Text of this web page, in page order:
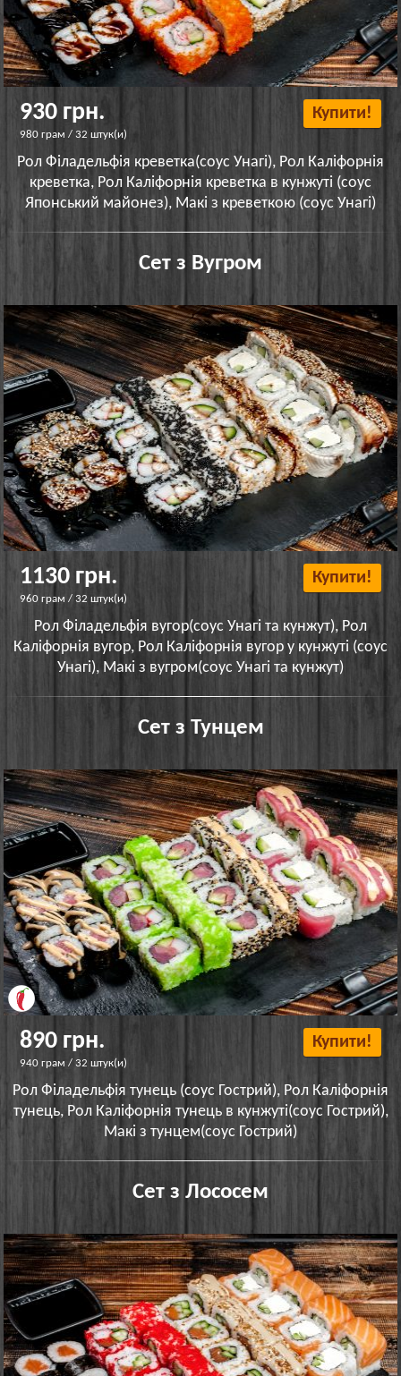
930 грн.
980 грам / 32 штук(и)
Купити!
Рол Філадельфія креветка(соус Унагі), Рол Каліфорнія
креветка, Рол Каліфорнія креветка в кунжуті (соус
Японський майонез), Макі з креветкою (соус Унагі)
Сет з Вугром
1130 грн.
960 грам / 32 штук(и)
Купити!
Рол Філадельфія вугор(соус Унагі та кунжут), Рол
Каліфорнія вугор, Рол Каліфорнія вугор у кунжуті (соус
Унагі), Макі з вугром(соус Унагі та кунжут)
Сет з Тунцем
890 грн.
940 грам / 32 штук(и)
Купити!
Рол Філадельфія тунець (соус Гострий), Рол Каліфорнія
тунець, Рол Каліфорнія тунець в кунжуті(соус Гострий),
Макі з тунцем(соус Гострий)
Сет з Лососем